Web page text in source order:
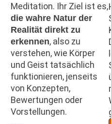
Meditation. Ihr Ziel ist es,
die wahre Natur der
Realität direkt zu
erkennen, also zu
verstehen, wie Körper
und Geist tatsächlich
funktionieren, jenseits
von Konzepten,
Bewertungen oder
Vorstellungen.